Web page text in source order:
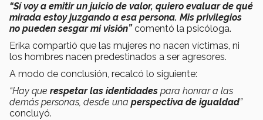
“Sí voy a emitir un juicio de valor, quiero evaluar de qué
mirada estoy juzgando a esa persona. Mis privilegios
no pueden sesgar mi visión” comentó la psicóloga.
Erika compartió que las mujeres no nacen víctimas, ni
los hombres nacen predestinados a ser agresores.
A modo de conclusión, recalcó lo siguiente:
“Hay que respetar las identidades para honrar a las
demás personas, desde una perspectiva de igualdad”
concluyó.